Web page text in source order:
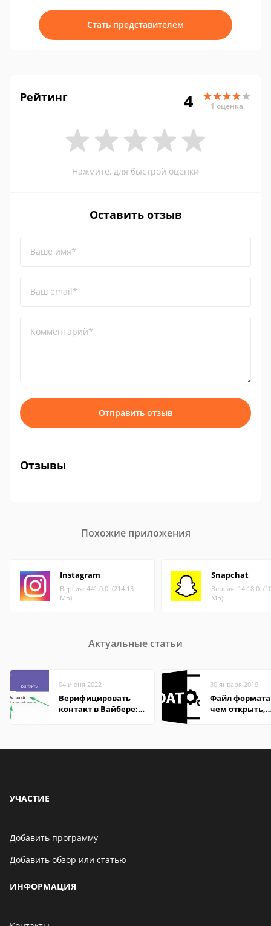
Стать представителем
Рейтинг 4 1 оценка
Нажмите, для быстрой оценки
Оставить отзыв
Ваше имя*
Ваш email*
Комментарий*
Отправить отзыв
Отзывы
Похожие приложения
Instagram
Версия: 441.0.0. (214.13
МБ)
Snapchat
Версия: 14.18.0.
МБ)
Актуальные статьи
04 июня 2022
Верифицировать
контакт в Вайбере:
30 января 2019
Файл формата
чем открыть,
УЧАСТИЕ
Добавить программу
Добавить обзор или статью
ИНФОРМАЦИЯ